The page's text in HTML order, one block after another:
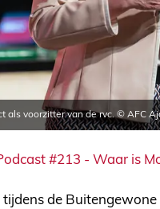
als voorzitter van de rvc. © AFC
#213 - Waar is
tijdens de